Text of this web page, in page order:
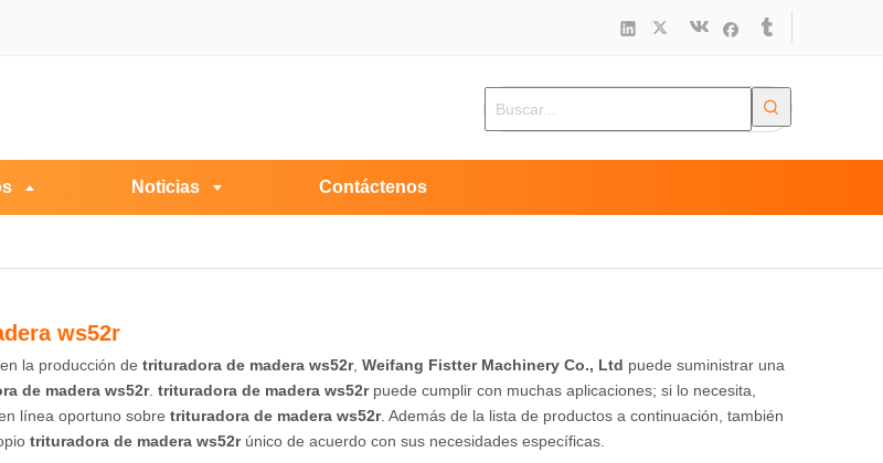
Noticias Contáctenos
ws52r
la producción de trituradora de madera ws52r, Weifang Fistter Machinery Co., Ltd puede suministrar una
de madera ws52r. trituradora de madera ws52rpuede cumplir con muchas aplicaciones; si lo necesita,
línea oportuno sobre trituradora de madera ws52r. Además de la lista de productos a continuación, también
trituradora de madera ws52rúnico de acuerdo con sus necesidades específicas.